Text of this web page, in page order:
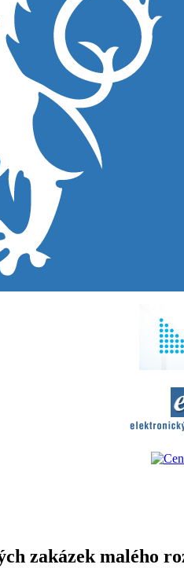
zakázek malého